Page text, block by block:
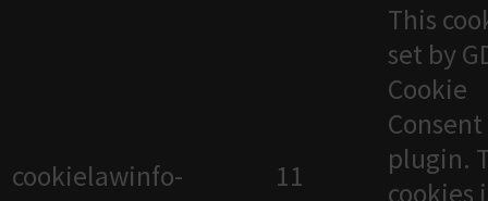
cookielawinfo-
11
This
set by
Cookie
Consent
plugin.
cookies